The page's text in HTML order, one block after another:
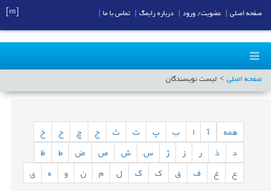
صفحه اصلی لیست نویسندگان
همه ب پ ت ث ج چ ح
خ
د
ذ ر ز ژ س ش ص ض ط
ظ
ع
غ ف ق ک گ ل م ن و ه ی
صفحه اصلی عضویت/ ورود درباره رایمگ تماس با ما